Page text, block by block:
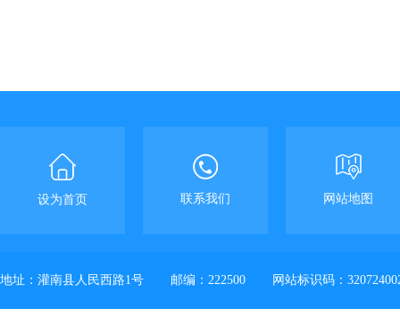
设为首页 联系我们 网站地图
地址：灌南县人民西路1号 邮编：222500 网站标识码：